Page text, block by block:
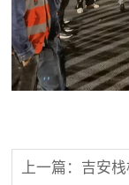
上一篇：吉安